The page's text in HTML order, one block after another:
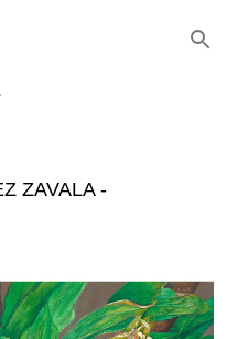
al contenido principal
ZAVALA -